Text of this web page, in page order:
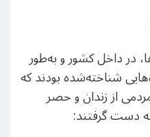
در داخل کشور و به‌طور
شناخته‌شده بودند که
از زندان و حصر
دست گرفتند: